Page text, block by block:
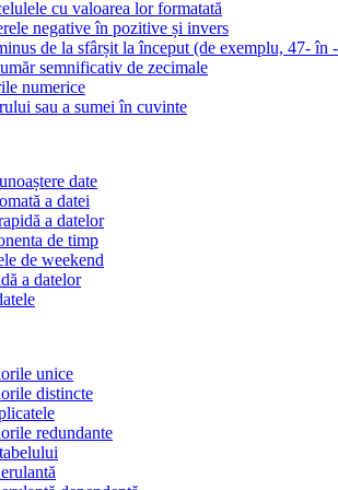
cu valoarea lor formatată
negative în pozitive și invers
de la sfârșit la început (de exemplu, 47- în
semnificativ de zecimale
numerice
sau a sumei în cuvinte
date
a datei
a datelor
de timp
de weekend
a datelor
unice
distincte
redundante